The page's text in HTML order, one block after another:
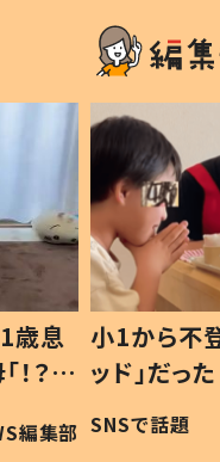
歳息
？」
編集部
小1から不
ッド」だ
作り続け
#令和の子
SNSで話題